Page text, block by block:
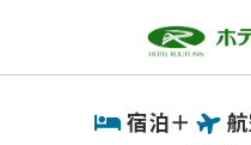
宿泊＋